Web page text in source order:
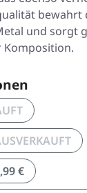
bewahrt
und sorgt
Komposition.
€